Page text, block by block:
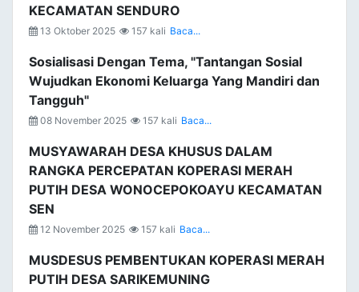
KECAMATAN SENDURO
13 Oktober 2025 157 kali Baca...
Sosialisasi Dengan Tema, "Tantangan Sosial
Wujudkan Ekonomi Keluarga Yang Mandiri dan
Tangguh"
08 November 2025 157 kali Baca...
MUSYAWARAH DESA KHUSUS DALAM
RANGKA PERCEPATAN KOPERASI MERAH
PUTIH DESA WONOCEPOKOAYU KECAMATAN
SEN
12 November 2025 157 kali Baca...
MUSDESUS PEMBENTUKAN KOPERASI MERAH
PUTIH DESA SARIKEMUNING